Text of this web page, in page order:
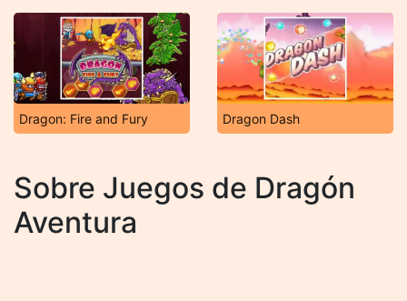
Dragon: Fire and Fury Dragon Dash
Sobre Juegos de Dragón
Aventura